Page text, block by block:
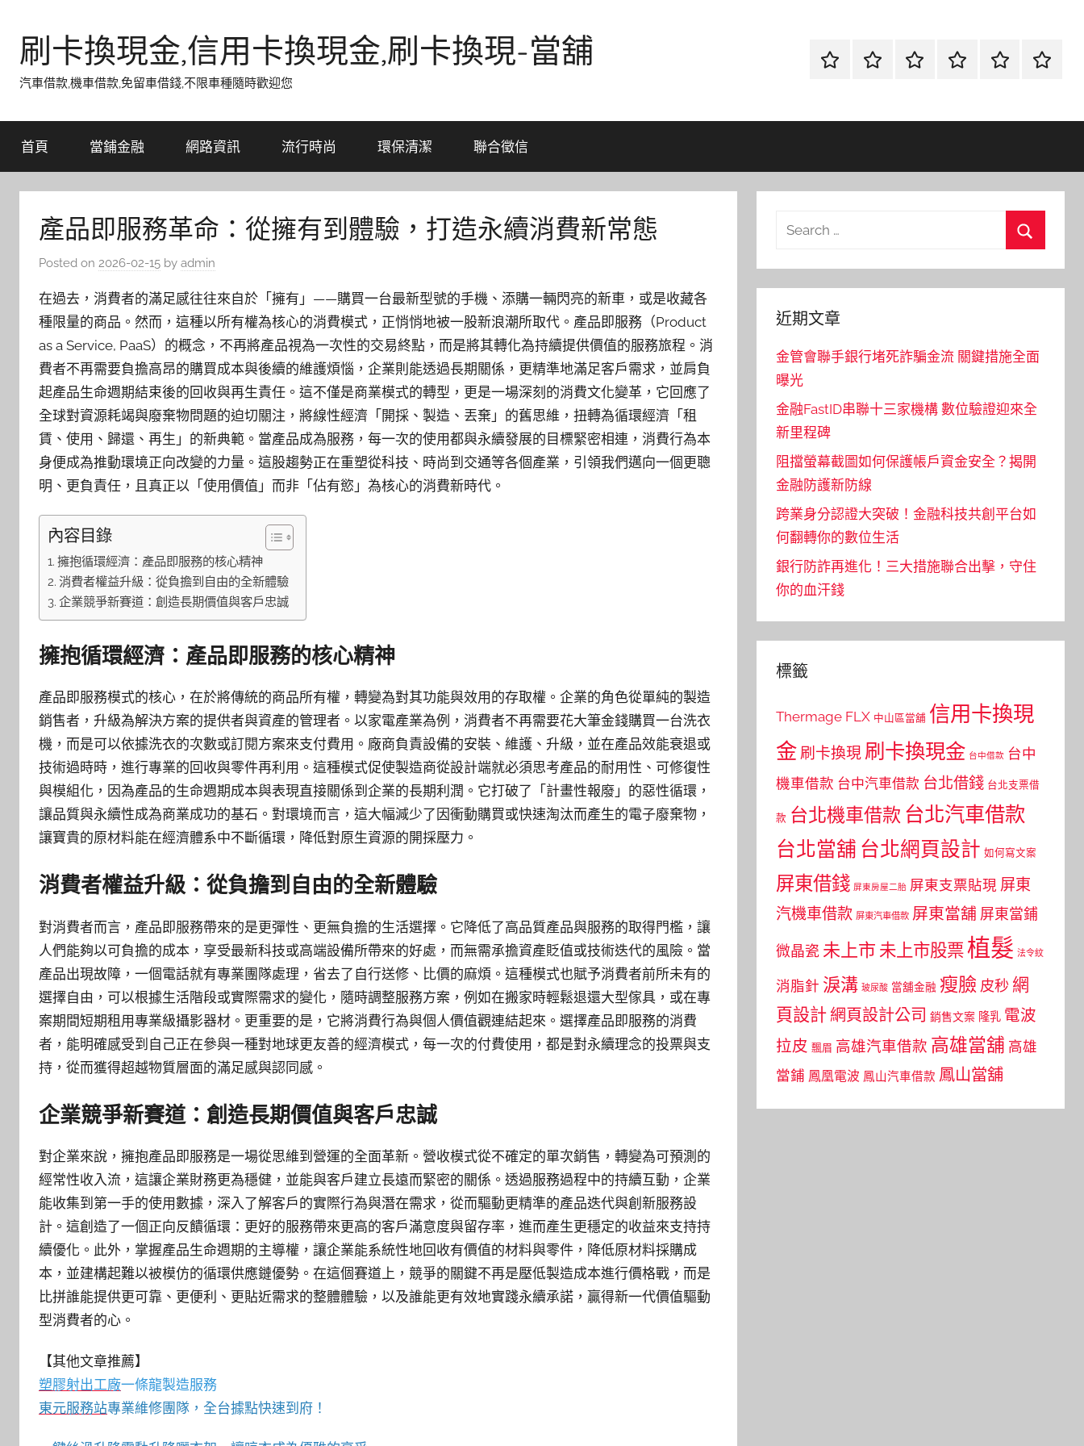
content刷卡換現金,信用卡換現金,刷卡換現-當舖
汽車借款,機車借款,免留車借錢,不限車種隨時歡迎您
首
當
網
流
環
聯
首頁 當鋪金融 網路資訊 流行時尚 環保清潔 聯合徵信
產品即服務革命：從擁有到體驗，打造永續消費新常態
Posted on 2026-02-15 by admin
在過去，消費者的滿足感往往來自於「擁有」——購買一台最新型號的手機、添購一輛閃亮的新車，或是收藏各
種限量的商品。然而，這種以所有權為核心的消費模式，正悄悄地被一股新浪潮所取代。產品即服務（Product
as a Service, PaaS）的概念，不再將產品視為一次性的交易終點，而是將其轉化為持續提供價值的服務旅程。消
費者不再需要負擔高昂的購買成本與後續的維護煩惱，企業則能透過長期關係，更精準地滿足客戶需求，並肩負
起產品生命週期結束後的回收與再生責任。這不僅是商業模式的轉型，更是一場深刻的消費文化變革，它回應了
全球對資源耗竭與廢棄物問題的迫切關注，將線性經濟「開採、製造、丟棄」的舊思維，扭轉為循環經濟「租
賃、使用、歸還、再生」的新典範。當產品成為服務，每一次的使用都與永續發展的目標緊密相連，消費行為本
身便成為推動環境正向改變的力量。這股趨勢正在重塑從科技、時尚到交通等各個產業，引領我們邁向一個更聰
明、更負責任，且真正以「使用價值」而非「佔有慾」為核心的消費新時代。
內容目錄
擁抱循環經濟：產品即服務的核心精神
消費者權益升級：從負擔到自由的全新體驗
企業競爭新賽道：創造長期價值與客戶忠誠
擁抱循環經濟：產品即服務的核心精神
產品即服務模式的核心，在於將傳統的商品所有權，轉變為對其功能與效用的存取權。企業的角色從單純的製造
銷售者，升級為解決方案的提供者與資產的管理者。以家電產業為例，消費者不再需要花大筆金錢購買一台洗衣
機，而是可以依據洗衣的次數或訂閱方案來支付費用。廠商負責設備的安裝、維護、升級，並在產品效能衰退或
技術過時時，進行專業的回收與零件再利用。這種模式促使製造商從設計端就必須思考產品的耐用性、可修復性
與模組化，因為產品的生命週期成本與表現直接關係到企業的長期利潤。它打破了「計畫性報廢」的惡性循環，
讓品質與永續性成為商業成功的基石。對環境而言，這大幅減少了因衝動購買或快速淘汰而產生的電子廢棄物，
讓寶貴的原材料能在經濟體系中不斷循環，降低對原生資源的開採壓力。
消費者權益升級：從負擔到自由的全新體驗
對消費者而言，產品即服務帶來的是更彈性、更無負擔的生活選擇。它降低了高品質產品與服務的取得門檻，讓
人們能夠以可負擔的成本，享受最新科技或高端設備所帶來的好處，而無需承擔資產貶值或技術迭代的風險。當
產品出現故障，一個電話就有專業團隊處理，省去了自行送修、比價的麻煩。這種模式也賦予消費者前所未有的
選擇自由，可以根據生活階段或實際需求的變化，隨時調整服務方案，例如在搬家時輕鬆退還大型傢具，或在專
案期間短期租用專業級攝影器材。更重要的是，它將消費行為與個人價值觀連結起來。選擇產品即服務的消費
者，能明確感受到自己正在參與一種對地球更友善的經濟模式，每一次的付費使用，都是對永續理念的投票與支
持，從而獲得超越物質層面的滿足感與認同感。
企業競爭新賽道：創造長期價值與客戶忠誠
對企業來說，擁抱產品即服務是一場從思維到營運的全面革新。營收模式從不確定的單次銷售，轉變為可預測的
經常性收入流，這讓企業財務更為穩健，並能與客戶建立長遠而緊密的關係。透過服務過程中的持續互動，企業
能收集到第一手的使用數據，深入了解客戶的實際行為與潛在需求，從而驅動更精準的產品迭代與創新服務設
計。這創造了一個正向反饋循環：更好的服務帶來更高的客戶滿意度與留存率，進而產生更穩定的收益來支持持
續優化。此外，掌握產品生命週期的主導權，讓企業能系統性地回收有價值的材料與零件，降低原材料採購成
本，並建構起難以被模仿的循環供應鏈優勢。在這個賽道上，競爭的關鍵不再是壓低製造成本進行價格戰，而是
比拼誰能提供更可靠、更便利、更貼近需求的整體體驗，以及誰能更有效地實踐永續承諾，贏得新一代價值驅動
型消費者的心。
【其他文章推薦】
塑膠射出工廠一條龍製造服務
東元服務站專業維修團隊，全台據點快速到府！
Search
近期文章
金管會聯手銀行堵死詐騙金流 關鍵措施全面
曝光
金融FastID串聯十三家機構 數位驗證迎來全
新里程碑
阻擋螢幕截圖如何保護帳戶資金安全？揭開
金融防護新防線
跨業身分認證大突破！金融科技共創平台如
何翻轉你的數位生活
銀行防詐再進化！三大措施聯合出擊，守住
你的血汗錢
標籤
Thermage FLX 中山區當舖 信用卡換現
金 刷卡換現 刷卡換現金 台中借款 台中
機車借款 台中汽車借款 台北借錢 台北支票借
款 台北機車借款 台北汽車借款
台北當舖 台北網頁設計 如何寫文案
屏東借錢 屏東房屋二胎 屏東支票貼現 屏東
汽機車借款 屏東汽車借款 屏東當舖 屏東當鋪
微晶瓷 未上市 未上市股票植髮 法令紋
消脂針 淚溝 玻尿酸 當舖金融 瘦臉 皮秒 網
頁設計 網頁設計公司 銷售文案 隆乳 電波
拉皮 飄眉 高雄汽車借款 高雄當舖 高雄
當鋪 鳳凰電波 鳳山汽車借款 鳳山當舖